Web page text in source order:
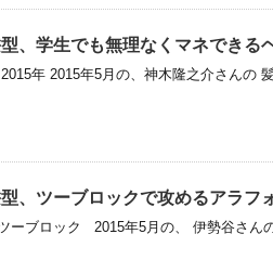
、学生でも無理なくマネできる
年 2015年5月の、神木隆之介さんの
、ツーブロックで攻めるアラフ
ーブロック 2015年5月の、 伊勢谷さん